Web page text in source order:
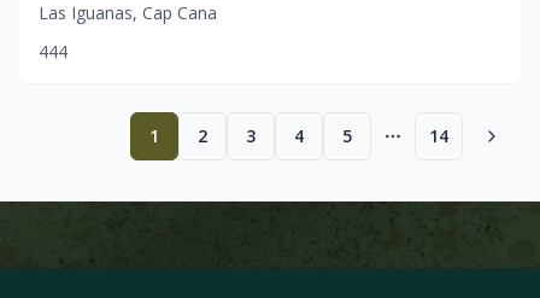
Las Iguanas, Cap Cana
444
1 2 3 4 5
More pages
14